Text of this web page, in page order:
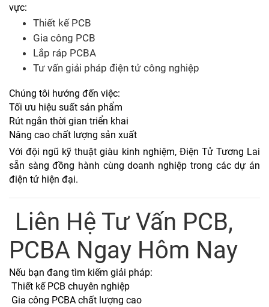
vực:
Thiết kế PCB
Gia công PCB
Lắp ráp PCBA
Tư vấn giải pháp điện tử công nghiệp
Chúng tôi hướng đến việc:
Tối ưu hiệu suất sản phẩm
Rút ngắn thời gian triển khai
Nâng cao chất lượng sản xuất
Với đội ngũ kỹ thuật giàu kinh nghiệm, Điện Tử Tương Lai
sẵn sàng đồng hành cùng doanh nghiệp trong các dự án
điện tử hiện đại.
Liên Hệ Tư Vấn PCB,
PCBA Ngay Hôm Nay
Nếu bạn đang tìm kiếm giải pháp:
Thiết kế PCB chuyên nghiệp
Gia công PCBA chất lượng cao